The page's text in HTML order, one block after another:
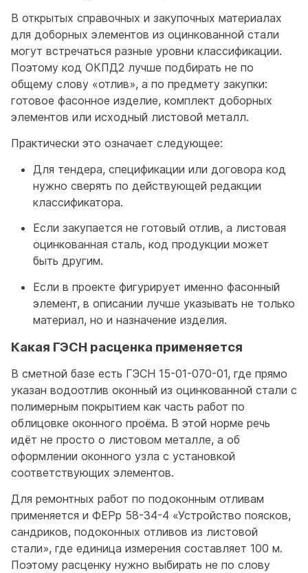
В открытых справочных и закупочных материалах
для доборных элементов из оцинкованной стали
могут встречаться разные уровни классификации.
Поэтому код ОКПД2 лучше подбирать не по
общему слову «отлив», а по предмету закупки:
готовое фасонное изделие, комплект доборных
элементов или исходный листовой металл.
Практически это означает следующее:
Для тендера, спецификации или договора код
нужно сверять по действующей редакции
классификатора.
Если закупается не готовый отлив, а листовая
оцинкованная сталь, код продукции может
быть другим.
Если в проекте фигурирует именно фасонный
элемент, в описании лучше указывать не только
материал, но и назначение изделия.
Какая ГЭСН расценка применяется
В сметной базе есть ГЭСН 15-01-070-01, где прямо
указан водоотлив оконный из оцинкованной стали с
полимерным покрытием как часть работ по
облицовке оконного проёма. В этой норме речь
идёт не просто о листовом металле, а об
оформлении оконного узла с установкой
соответствующих элементов.
Для ремонтных работ по подоконным отливам
применяется и ФЕРр 58-34-4 «Устройство поясков,
сандриков, подоконных отливов из листовой
стали», где единица измерения составляет 100 м.
Поэтому расценку нужно выбирать не по слову